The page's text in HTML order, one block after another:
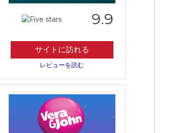
9.9
サイトに訪れる
レビューを読む